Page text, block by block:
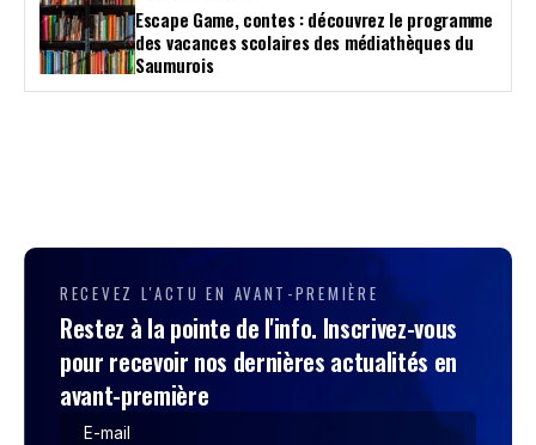
Escape Game, contes : découvrez le programme
des vacances scolaires des médiathèques du
Saumurois
RECEVEZ L'ACTU EN AVANT-PREMIÈRE
Restez à la pointe de l'info. Inscrivez-vous
pour recevoir nos dernières actualités en
avant-première